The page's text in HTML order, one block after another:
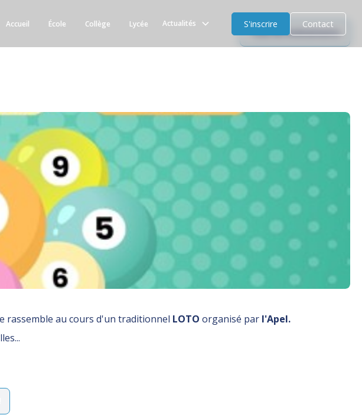
Accueil École Collège Lycée Actualités S'inscrire Contact
Tous les évènements
rassemble au cours d'un traditionnel LOTO organisé par l'Apel.